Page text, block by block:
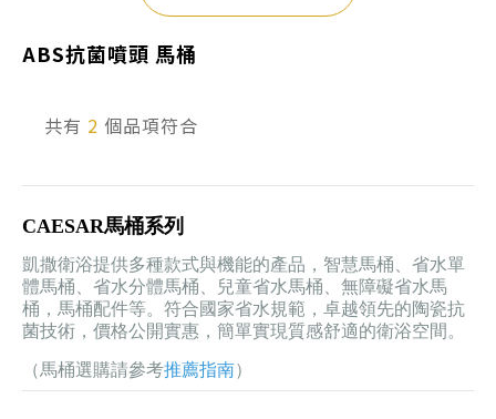
產品型號查詢
搜尋產品
ABS抗菌噴頭 馬桶
共有 2 個品項符合
CAESAR馬桶系列
凱撒衛浴提供多種款式與機能的產品，智慧馬桶、省水單
體馬桶、省水分體馬桶、兒童省水馬桶、無障礙省水馬
桶，馬桶配件等。符合國家省水規範，卓越領先的陶瓷抗
菌技術，價格公開實惠，簡單實現質感舒適的衛浴空間。
（馬桶選購請參考推薦指南）